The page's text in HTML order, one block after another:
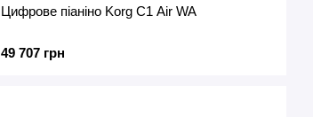
Цифрове піаніно Korg C1 Air WA
49 707 грн